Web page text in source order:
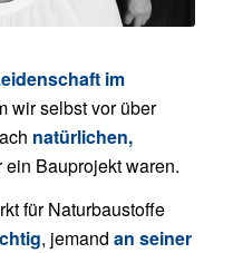
im
wir selbst vor über
natürlichen,
ein Bauprojekt waren.
für Naturbaustoffe
, jemand an seiner